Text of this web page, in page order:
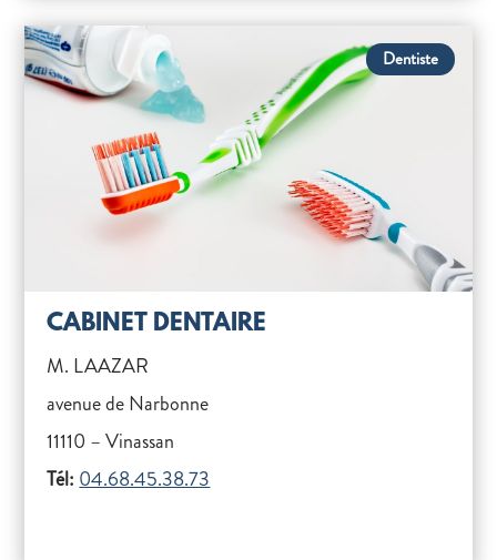
Dentiste
CABINET DENTAIRE
M. LAAZAR
avenue de Narbonne
11110 – Vinassan
Tél: 04.68.45.38.73